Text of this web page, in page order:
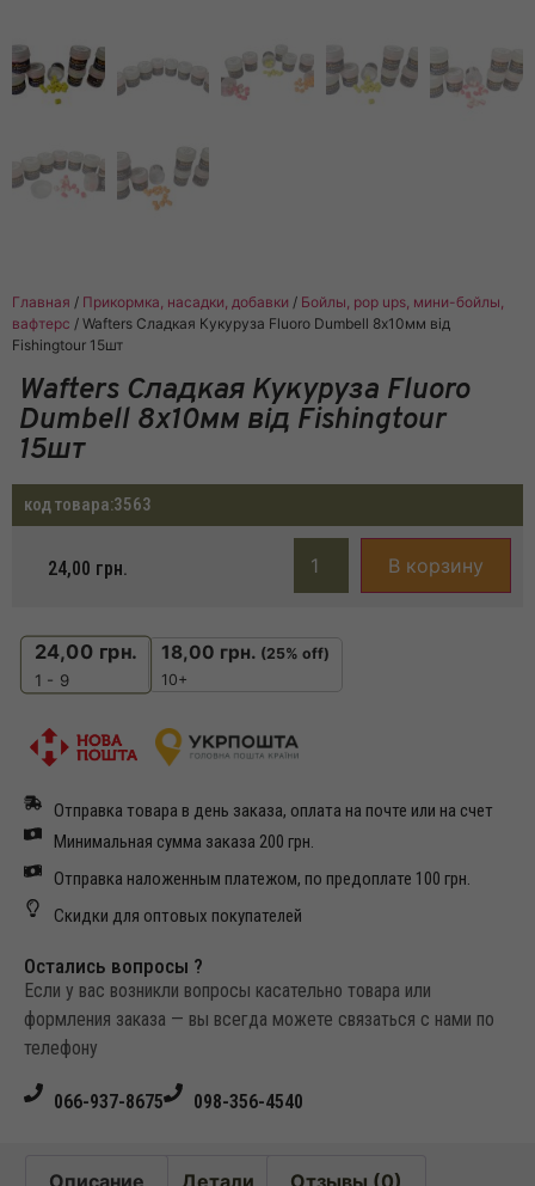
Главная / Прикормка, насадки, добавки / Бойлы, pop ups, мини-бойлы,
вафтерс / Wafters Сладкая Кукуруза Fluoro Dumbell 8х10мм від
Fishingtour 15шт
Wafters Сладкая Кукуруза Fluoro
Dumbell 8х10мм від Fishingtour
15шт
код товара:3563
24,00 грн. В корзину
24,00 грн.
1 - 9
18,00 грн. (25% off)
10+
Отправка товара в день заказа, оплата на почте или на счет
Минимальная сумма заказа 200 грн.
Отправка наложенным платежом, по предоплате 100 грн.
Скидки для оптовых покупателей
Остались вопросы ?
Если у вас возникли вопросы касательно товара или
формления заказа — вы всегда можете связаться с нами по
телефону
066-937-8675 098-356-4540
Описание Детали Отзывы (0)